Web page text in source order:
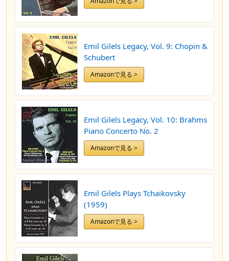
Emil Gilels Legacy, Vol. 9: Chopin &
Schubert
Amazonで見る >
Emil Gilels Legacy, Vol. 10: Brahms
Piano Concerto No. 2
Amazonで見る >
Emil Gilels Plays Tchaikovsky
(1959)
Amazonで見る >